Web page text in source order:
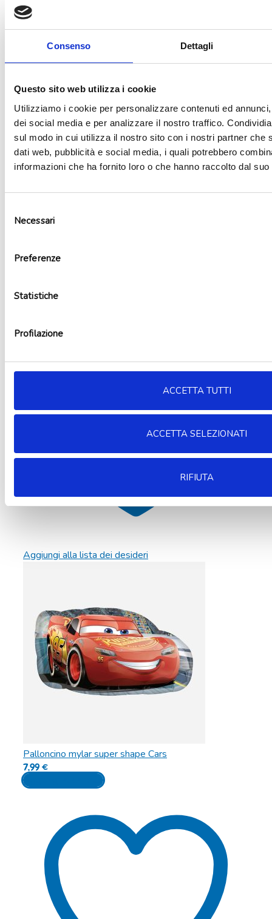
Consenso Dettagli
Questo sito web utilizza i cookie
Utilizziamo i cookie per personalizzare contenuti ed
dei social media e per analizzare il nostro traffico.
sul modo in cui utilizza il nostro sito con i nostri partner che
dati web, pubblicità e social media, i quali potrebbero
informazioni che ha fornito loro o che hanno raccolto dal
delNecessari
Preferenze
Statistiche
Profilazione
ACCETTA TUTTI
ACCETTA SELEZIONATI
RIFIUTA
Non disponibile
Aggiungi alla lista dei desideri
Palloncino mylar super shape Cars
7,99€
Aggiungi al carrello